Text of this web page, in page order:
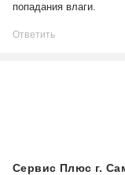
попадания влаги.
Ответить
Сервис Плюс г.